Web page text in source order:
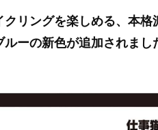
リングを楽しめる、本
ーの新色が追加されまし